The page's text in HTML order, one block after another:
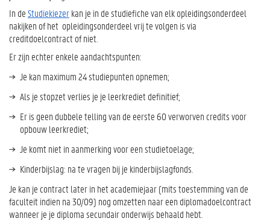
In deStudiekiezerkan je in de studiefiche van elk opleidingsonderdeel
nakijken of het opleidingsonderdeel vrij te volgen is via
creditdoelcontract of niet.
Er zijn echter enkele aandachtspunten:
Je kan maximum 24 studiepunten opnemen;
Als je stopzet verlies je je leerkrediet definitief;
Er is geen dubbele telling van de eerste 60 verworven credits voor
opbouw leerkrediet;
Je komt niet in aanmerking voor een studietoelage;
Kinderbijslag: na te vragen bij je kinderbijslagfonds.
Je kan je contract later in het academiejaar (mits toestemming van de
faculteit indien na 30/09) nog omzetten naar een diplomadoelcontract
wanneer je je diploma secundair onderwijs behaald hebt.